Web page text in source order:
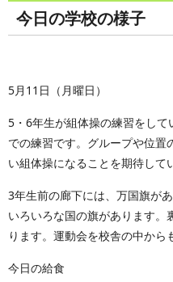
今日の学校の様子
5月11日（月曜日）
5・6年生が組体操の練習をし
での練習です。グループや位
い組体操になることを期待して
3年生前の廊下には、万国旗が
いろいろな国の旗があります。
ります。運動会を校舎の中から
今日の給食